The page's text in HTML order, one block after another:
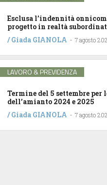
Esclusa l’indennità
progetto in realtà
/Giada GIANOLA - 7 agosto
LAVORO & PREVIDENZA
Termine del 5 settembre
dell’amianto 2024 e 2025
/Giada GIANOLA - 7 agosto